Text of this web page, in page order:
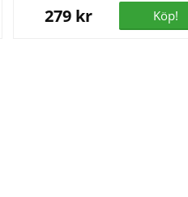
279 kr Köp!